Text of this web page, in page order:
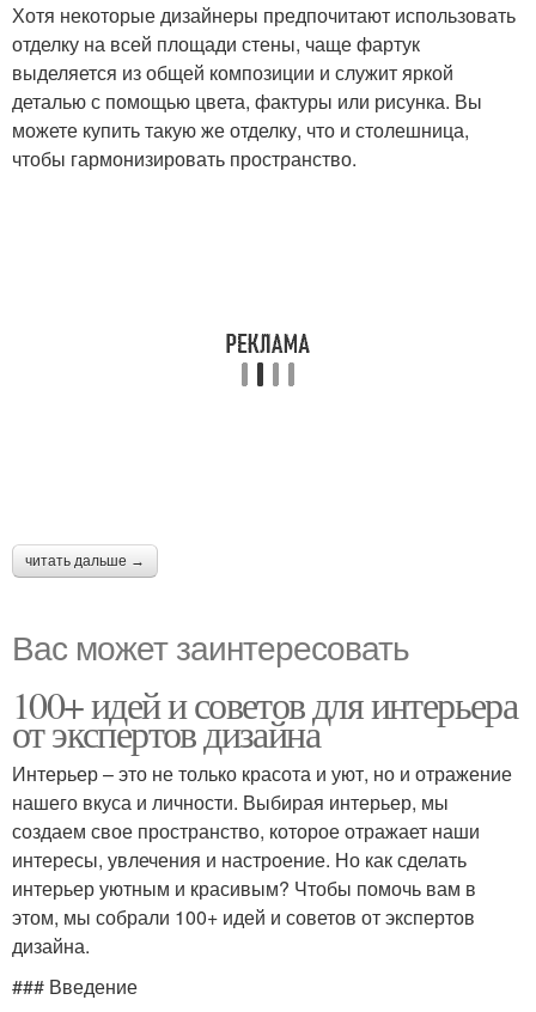
Хотя некоторые дизайнеры предпочитают использовать
отделку на всей площади стены, чаще фартук
выделяется из общей композиции и служит яркой
деталью с помощью цвета, фактуры или рисунка. Вы
можете купить такую ​​же отделку, что и столешница,
чтобы гармонизировать пространство.
читать дальше →
Вас может заинтересовать
100+ идей и советов для интерьера
от экспертов дизайна
Интерьер – это не только красота и уют, но и отражение
нашего вкуса и личности. Выбирая интерьер, мы
создаем свое пространство, которое отражает наши
интересы, увлечения и настроение. Но как сделать
интерьер уютным и красивым? Чтобы помочь вам в
этом, мы собрали 100+ идей и советов от экспертов
дизайна.
### Введение